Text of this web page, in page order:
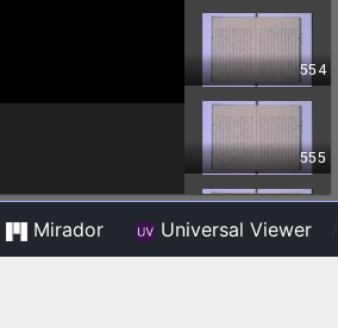
Mirador Universal Viewer